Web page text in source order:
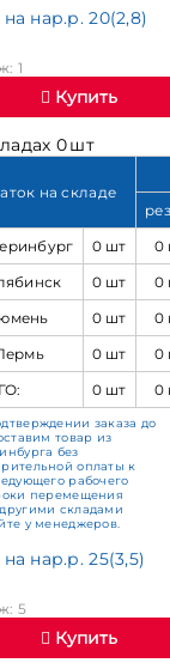
нар.р. 20(2,8)
1
Купить
0 шт
на складе
0 шт
0
0 шт
0
0 шт
0
0 шт
0
0 шт 0
заказа до
товар из
без
оплаты к
рабочего
перемещения
складами
у менеджеров.
нар.р. 25(3,5)
5
Купить